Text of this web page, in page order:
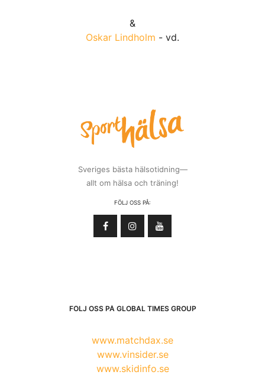
&
Oskar Lindholm - vd.
Sveriges bästa hälsotidning—
allt om hälsa och träning!
FÖLJ OSS PÅ:
FÖLJ OSS PÅ GLOBAL TIMES GROUP
www.matchdax.se
www.vinsider.se
www.skidinfo.se